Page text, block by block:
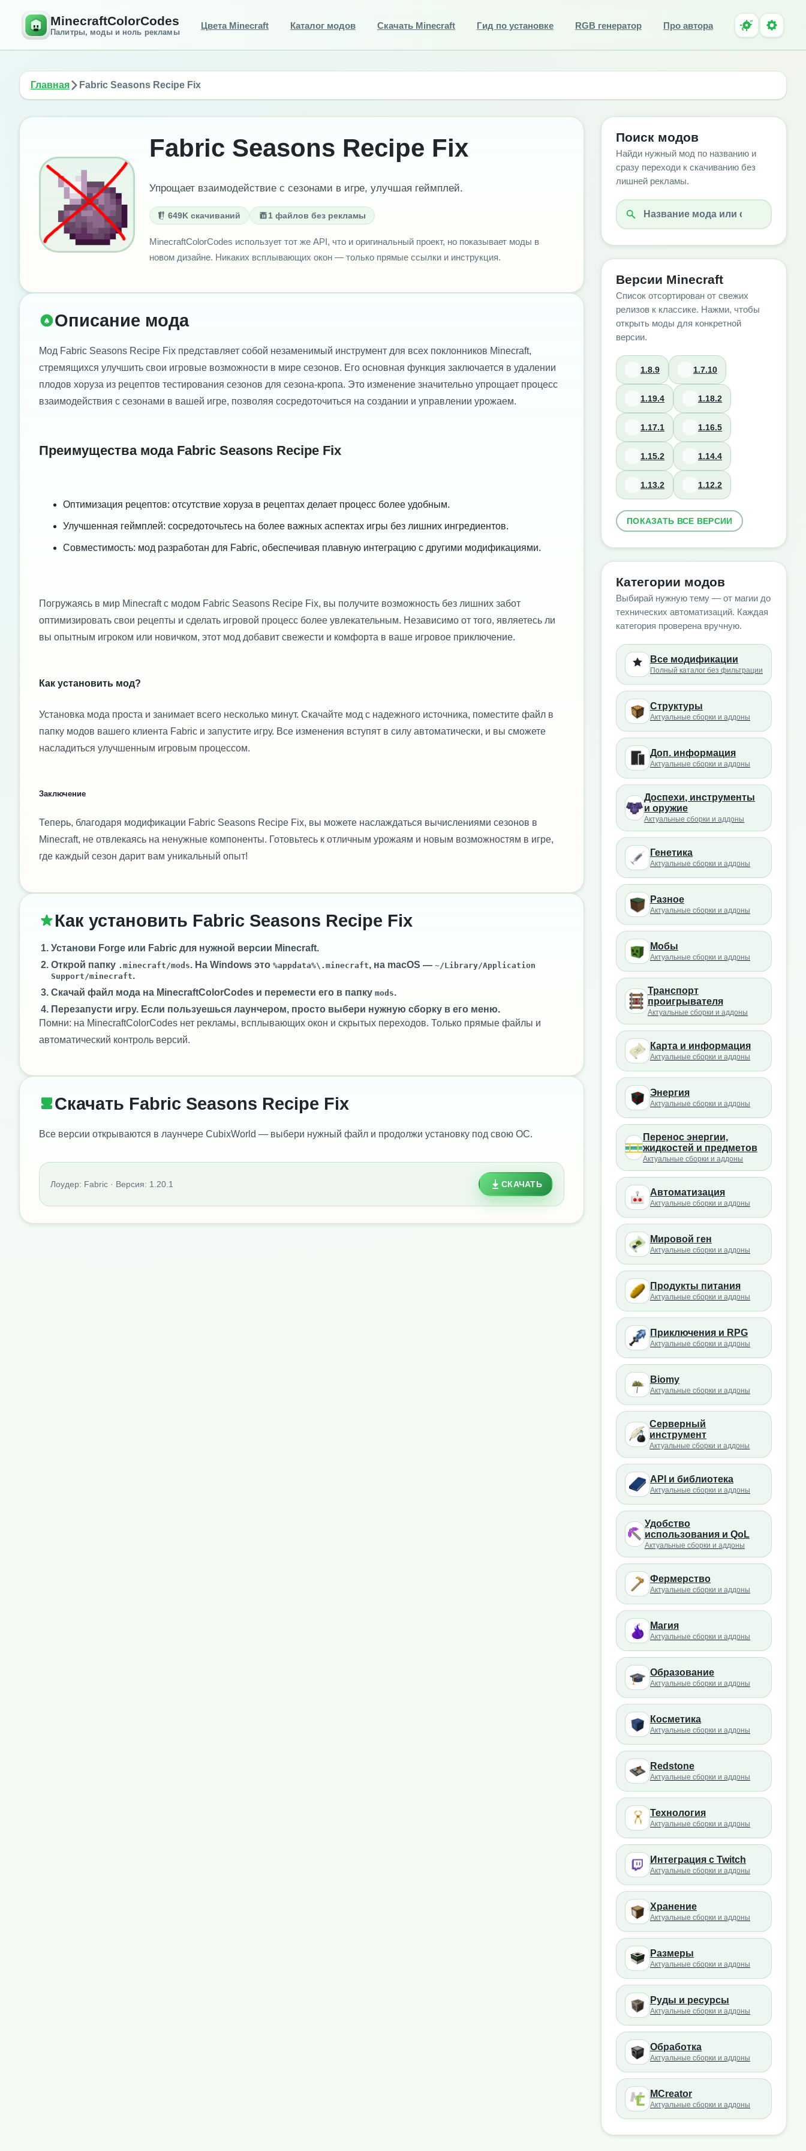
MinecraftColorCodes
Палитры, моды и ноль рекламы
Цвета Minecraft Каталог модов Скачать Minecraft Гид по установке RGB генератор Про автора
Главная Fabric Seasons Recipe Fix
Fabric Seasons Recipe Fix
Упрощает взаимодействие с сезонами в игре, улучшая геймплей.
649K скачиваний 1 файлов без рекламы
MinecraftColorCodes использует тот же API, что и оригинальный проект, но показывает моды в
новом дизайне. Никаких всплывающих окон — только прямые ссылки и инструкция.
Описание мода
Мод Fabric Seasons Recipe Fix представляет собой незаменимый инструмент для всех поклонников Minecraft,
стремящихся улучшить свои игровые возможности в мире сезонов. Его основная функция заключается в удалении
плодов хоруза из рецептов тестирования сезонов для сезона-кропа. Это изменение значительно упрощает процесс
взаимодействия с сезонами в вашей игре, позволяя сосредоточиться на создании и управлении урожаем.
Преимущества мода Fabric Seasons Recipe Fix
Оптимизация рецептов: отсутствие хоруза в рецептах делает процесс более удобным.
Улучшенная геймплей: сосредоточьтесь на более важных аспектах игры без лишних ингредиентов.
Совместимость: мод разработан для Fabric, обеспечивая плавную интеграцию с другими модификациями.
Погружаясь в мир Minecraft с модом Fabric Seasons Recipe Fix, вы получите возможность без лишних забот
оптимизировать свои рецепты и сделать игровой процесс более увлекательным. Независимо от того, являетесь ли
вы опытным игроком или новичком, этот мод добавит свежести и комфорта в ваше игровое приключение.
Как установить мод?
Установка мода проста и занимает всего несколько минут. Скачайте мод с надежного источника, поместите файл в
папку модов вашего клиента Fabric и запустите игру. Все изменения вступят в силу автоматически, и вы сможете
насладиться улучшенным игровым процессом.
Заключение
Теперь, благодаря модификации Fabric Seasons Recipe Fix, вы можете наслаждаться вычислениями сезонов в
Minecraft, не отвлекаясь на ненужные компоненты. Готовьтесь к отличным урожаям и новым возможностям в игре,
где каждый сезон дарит вам уникальный опыт!
Как установить Fabric Seasons Recipe Fix
Установи Forge или Fabric для нужной версии Minecraft.
Открой папку .minecraft/mods. На Windows это %appdata%\.minecraft, на macOS — ~/Library/Application
Support/minecraft.
Скачай файл мода на MinecraftColorCodes и перемести его в папку mods.
Перезапусти игру. Если пользуешься лаунчером, просто выбери нужную сборку в его меню.
Помни: на MinecraftColorCodes нет рекламы, всплывающих окон и скрытых переходов. Только прямые файлы и
автоматический контроль версий.
Скачать Fabric Seasons Recipe Fix
Все версии открываются в лаунчере CubixWorld — выбери нужный файл и продолжи установку под свою ОС.
Лоудер: Fabric · Версия: 1.20.1 СКАЧАТЬ
Поиск модов
Найди нужный мод по названию и
сразу переходи к скачиванию без
лишней рекламы.
Версии Minecraft
Список отсортирован от свежих
релизов к классике. Нажми, чтобы
открыть моды для конкретной
версии.
1.8.9 1.7.10
1.19.4 1.18.2
1.17.1 1.16.5
1.15.2 1.14.4
1.13.2 1.12.2
ПОКАЗАТЬ ВСЕ ВЕРСИИ
Категории модов
Выбирай нужную тему — от магии до
технических автоматизаций. Каждая
категория проверена вручную.
Все модификации
Полный каталог без фильтрации
Структуры
Актуальные сборки и аддоны
Доп. информация
Актуальные сборки и аддоны
Доспехи, инструменты
и оружие
Актуальные сборки и аддоны
Генетика
Актуальные сборки и аддоны
Разное
Актуальные сборки и аддоны
Мобы
Актуальные сборки и аддоны
Транспорт
проигрывателя
Актуальные сборки и аддоны
Карта и информация
Актуальные сборки и аддоны
Энергия
Актуальные сборки и аддоны
Перенос энергии,
жидкостей и предметов
Актуальные сборки и аддоны
Автоматизация
Актуальные сборки и аддоны
Мировой ген
Актуальные сборки и аддоны
Продукты питания
Актуальные сборки и аддоны
Приключения и RPG
Актуальные сборки и аддоны
Biomy
Актуальные сборки и аддоны
Серверный
инструмент
Актуальные сборки и аддоны
API и библиотека
Актуальные сборки и аддоны
Удобство
использования и QoL
Актуальные сборки и аддоны
Фермерство
Актуальные сборки и аддоны
Магия
Актуальные сборки и аддоны
Образование
Актуальные сборки и аддоны
Косметика
Актуальные сборки и аддоны
Redstone
Актуальные сборки и аддоны
Технология
Актуальные сборки и аддоны
Интеграция с Twitch
Актуальные сборки и аддоны
Хранение
Актуальные сборки и аддоны
Размеры
Актуальные сборки и аддоны
Руды и ресурсы
Актуальные сборки и аддоны
Обработка
Актуальные сборки и аддоны
MCreator
Актуальные сборки и аддоны